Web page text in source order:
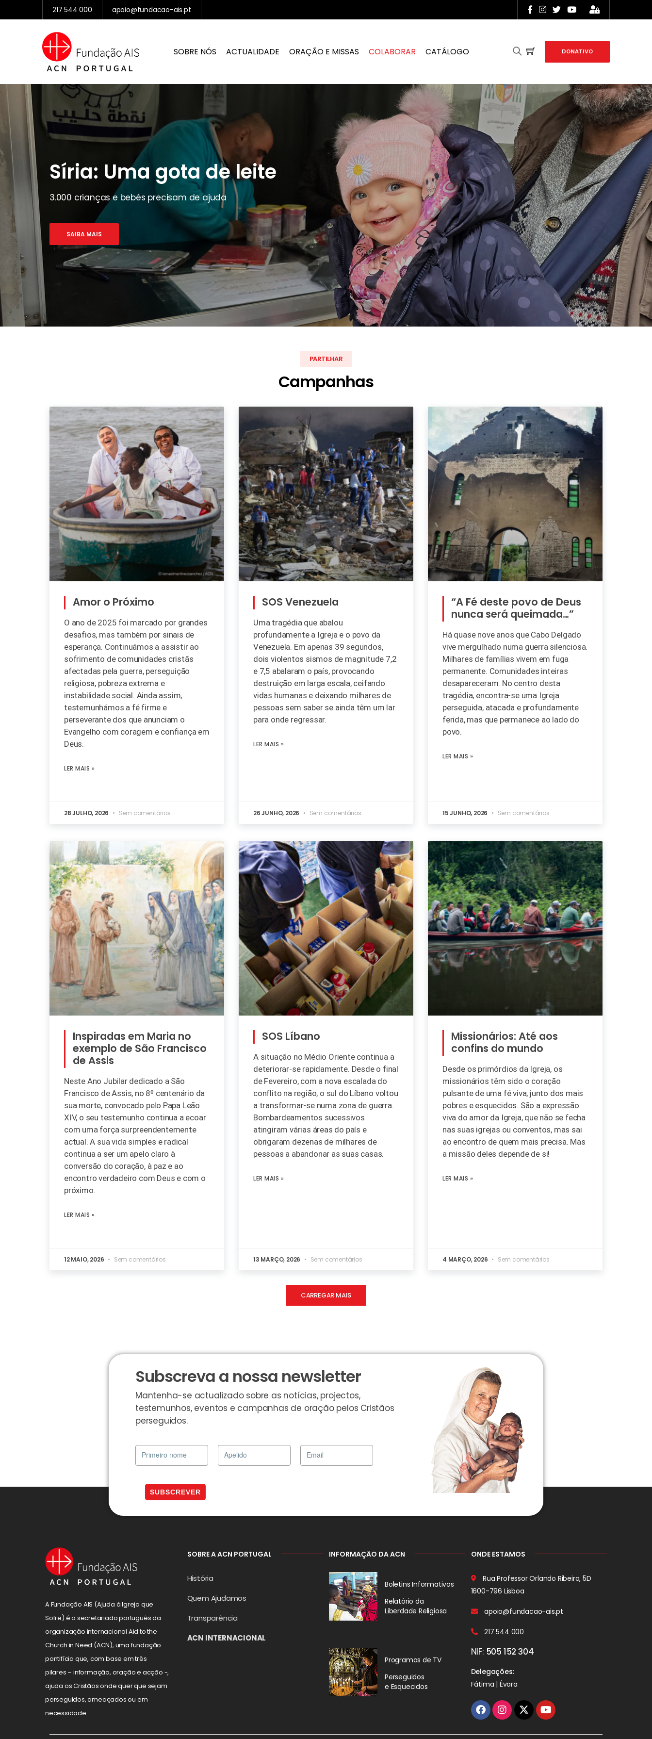
217 544 000 apoio@fundacao-ais.pt
SOBRE NÓS ACTUALIDADE ORAÇÃO E MISSAS COLABORAR CATÁLOGO DONATIVO
Síria: Uma gota de leite
3.000 crianças e bebés precisam de ajuda
SAIBA MAIS
PARTILHAR
Campanhas
Amor o Próximo
O ano de 2025 foi marcado por grandes
desafios, mas também por sinais de
esperança. Continuámos a assistir ao
sofrimento de comunidades cristãs
afectadas pela guerra, perseguição
religiosa, pobreza extrema e
instabilidade social. Ainda assim,
testemunhámos a fé firme e
perseverante dos que anunciam o
Evangelho com coragem e confiança em
Deus.
LER MAIS »
28 JULHO, 2026 Sem comentários
SOS Venezuela
Uma tragédia que abalou
profundamente a Igreja e o povo da
Venezuela. Em apenas 39 segundos,
dois violentos sismos de magnitude 7,2
e 7,5 abalaram o país, provocando
destruição em larga escala, ceifando
vidas humanas e deixando milhares de
pessoas sem saber se ainda têm um lar
para onde regressar.
LER MAIS »
26 JUNHO, 2026 Sem comentários
“A Fé deste povo de Deus
nunca será queimada…”
Há quase nove anos que Cabo Delgado
vive mergulhado numa guerra silenciosa.
Milhares de famílias vivem em fuga
permanente. Comunidades inteiras
desapareceram. No centro desta
tragédia, encontra-se uma Igreja
perseguida, atacada e profundamente
ferida, mas que permanece ao lado do
povo.
LER MAIS »
15 JUNHO, 2026 Sem comentários
Inspiradas em Maria no
exemplo de São Francisco
de Assis
Neste Ano Jubilar dedicado a São
Francisco de Assis, no 8º centenário da
sua morte, convocado pelo Papa Leão
XIV, o seu testemunho continua a ecoar
com uma força surpreendentemente
actual. A sua vida simples e radical
continua a ser um apelo claro à
conversão do coração, à paz e ao
encontro verdadeiro com Deus e com o
próximo.
LER MAIS »
12 MAIO, 2026 Sem comentários
SOS Líbano
A situação no Médio Oriente continua a
deteriorar-se rapidamente. Desde o final
de Fevereiro, com a nova escalada do
conflito na região, o sul do Líbano voltou
a transformar-se numa zona de guerra.
Bombardeamentos sucessivos
atingiram várias áreas do país e
obrigaram dezenas de milhares de
pessoas a abandonar as suas casas.
LER MAIS »
13 MARÇO, 2026 Sem comentários
Missionários: Até aos
confins do mundo
Desde os primórdios da Igreja, os
missionários têm sido o coração
pulsante de uma fé viva, junto dos mais
pobres e esquecidos. São a expressão
viva do amor da Igreja, que não se fecha
nas suas igrejas ou conventos, mas sai
ao encontro de quem mais precisa. Mas
a missão deles depende de si!
LER MAIS »
4 MARÇO, 2026 Sem comentários
CARREGAR MAIS
Subscreva a nossa newsletter
Mantenha-se actualizado sobre as notícias, projectos,
testemunhos, eventos e campanhas de oração pelos Cristãos
perseguidos.
SUBSCREVER
A Fundação AIS (Ajuda à Igreja que
Sofre) é o secretariado português da
organização internacional Aid to the
Church in Need (ACN), uma fundação
pontifícia que, com base em três
pilares – informação, oração e acção -,
ajuda os Cristãos onde quer que sejam
perseguidos, ameaçados ou em
necessidade.
SOBRE A ACN PORTUGAL
História
Quem Ajudamos
Transparência
ACN INTERNACIONAL
INFORMAÇÃO DA ACN
Boletins Informativos
Relatório da
Liberdade Religiosa
Programas de TV
Perseguidos
e Esquecidos
ONDE ESTAMOS
Rua Professor Orlando Ribeiro, 5D
1600-796 Lisboa
apoio@fundacao-ais.pt
217 544 000
NIF: 505 152 304
Delegações:
Fátima | Évora